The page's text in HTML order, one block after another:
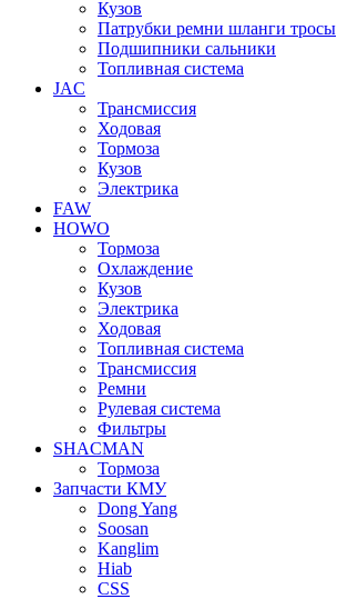
Кузов
Патрубки ремни шланги тросы
Подшипники сальники
Топливная система
JAC
Трансмиcсия
Ходовая
Тормоза
Кузов
Электрика
FAW
HOWO
Тормоза
Охлаждение
Кузов
Электрика
Ходовая
Топливная система
Трансмиссия
Ремни
Рулевая система
Фильтры
SHACMAN
Тормоза
Запчасти КМУ
Dong Yang
Soosan
Kanglim
Hiab
CSS